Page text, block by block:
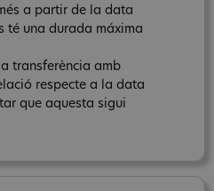
a partir de la data
té una durada máxima
transferència amb
respecte a la data
que aquesta sigui